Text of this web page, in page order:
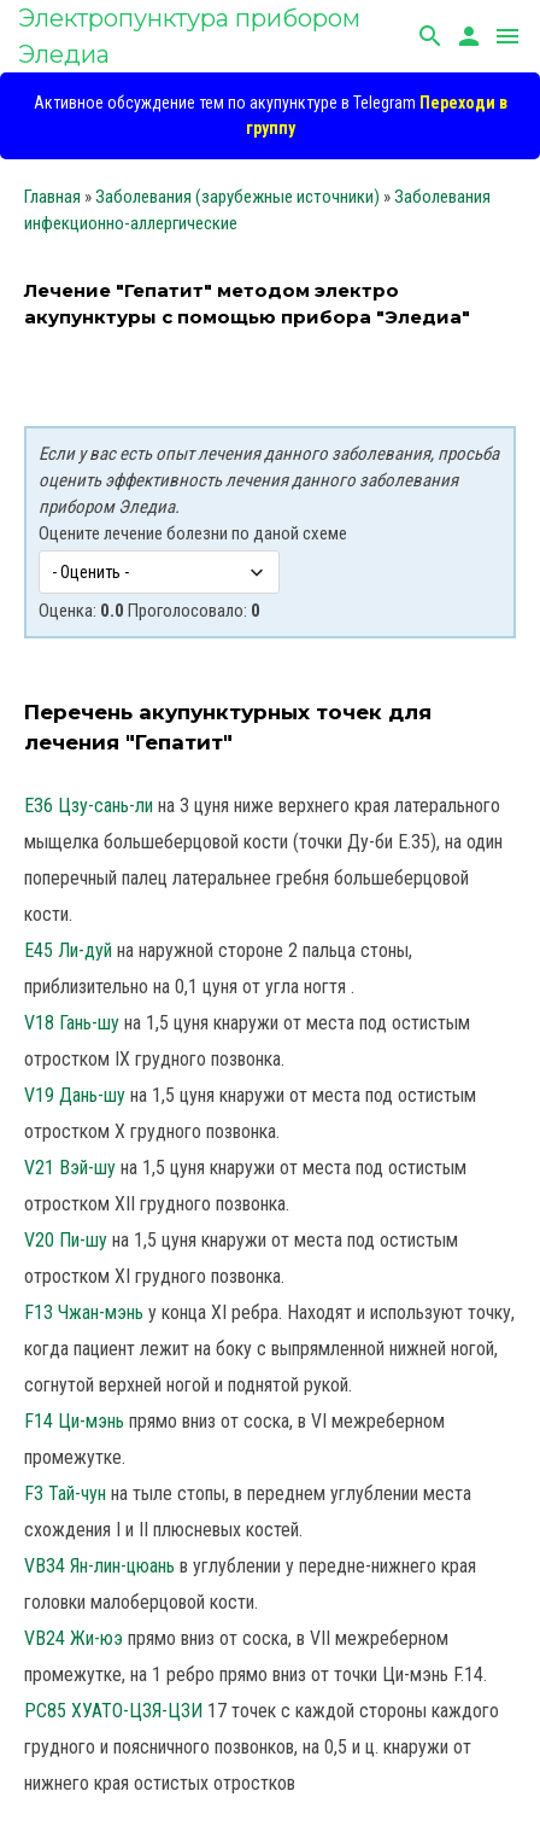
Электропунктура прибором
Эледиа
search person menu
Активное обсуждение тем по акупунктуре в Telegram Переходи в
группу
Главная »Заболевания (зарубежные источники) »Заболевания
инфекционно-аллергические
Лечение "Гепатит" методом электро
акупунктуры с помощью прибора "Эледиа"
Если у вас есть опыт лечения данного заболевания, просьба
оценить эффективность лечения данного заболевания
прибором Эледиа.
Оцените лечение болезни по даной схеме
Оценка: 0.0 Проголосовало: 0
Перечень акупунктурных точек для
лечения "Гепатит"
E36 Цзу-сань-ли на 3 цуня ниже верхнего края латерального
мыщелка большеберцовой кости (точки Ду-би Е.35), на один
поперечный палец латеральнее гребня большеберцовой
кости.
E45 Ли-дуй на наружной стороне 2 пальца стоны,
приблизительно на 0,1 цуня от угла ногтя .
V18 Гань-шу на 1,5 цуня кнаружи от места под остистым
отростком IX грудного позвонка.
V19 Дань-шу на 1,5 цуня кнаружи от места под остистым
отростком X грудного позвонка.
V21 Вэй-шу на 1,5 цуня кнаружи от места под остистым
отростком XII грудного позвонка.
V20 Пи-шу на 1,5 цуня кнаружи от места под остистым
отростком XI грудного позвонка.
F13 Чжан-мэнь у конца XI ребра. Находят и используют точку,
когда пациент лежит на боку с выпрямленной нижней ногой,
согнутой верхней ногой и поднятой рукой.
F14 Ци-мэнь прямо вниз от соска, в VI межреберном
промежутке.
F3 Тай-чун на тыле стопы, в переднем углублении места
схождения I и II плюсневых костей.
VB34 Ян-лин-цюань в углублении у передне-нижнего края
головки малоберцовой кости.
VB24 Жи-юэ прямо вниз от соска, в VII межреберном
промежутке, на 1 ребро прямо вниз от точки Ци-мэнь F.14.
РС85 ХУАТО-ЦЗЯ-ЦЗИ 17 точек с каждой стороны каждого
грудного и поясничного позвонков, на 0,5 и ц. кнаружи от
нижнего края остистых отростков